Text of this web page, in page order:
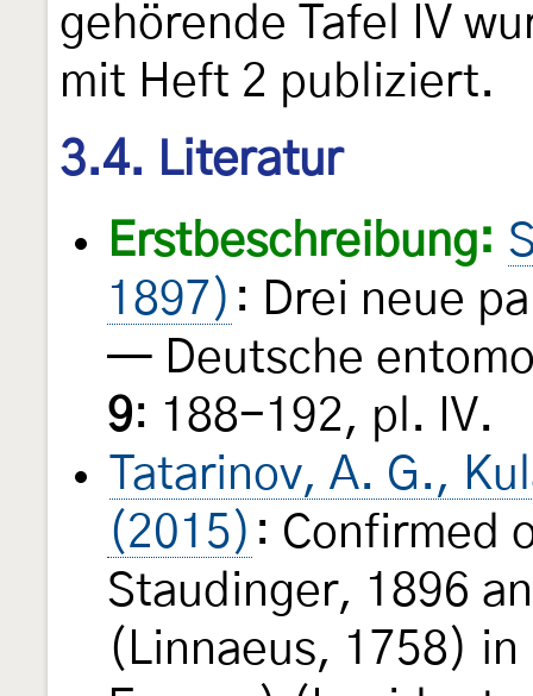
gehörende Tafel IV
mit Heft 2 publiziert.
3.4. Literatur
Erstbeschreibung:
1897) : Drei neue
— Deutsche
9: 188-192, pl. IV.
Tatarinov, A. G.,
(2015) : Confirmed
Staudinger, 1896
(Linnaeus, 1758)